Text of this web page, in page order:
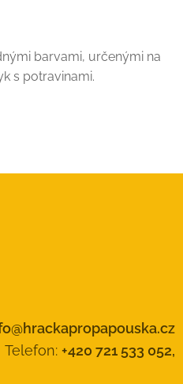
barvami, určenými na
s potravinami.
Telefon: +420 721 533 052,